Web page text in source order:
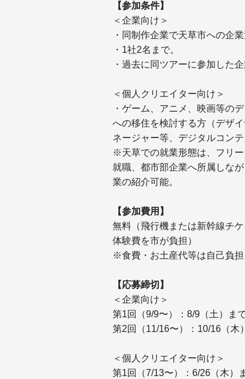
【参加条件】
＜企業向け＞
・同制作企業で天草市への企
・1社2名まで。
・過去に同ツアーに参加した企
＜個人クリエイター向け＞
・ゲーム、アニメ、映画等の
への移住を検討する方（デザ
ネージャー等、デジタルコン
※天草での就業形態は、フリ
就職、都市部企業へ所属しな
業の紹介可能。
【参加費用】
無料（飛行機または新幹線チ
体験費を市が負担）
※食費・お土産代等は自己負担
【応募締切】
＜企業向け＞
第1回（9/9〜）：8/9（土）ま
第2回（11/16〜）：10/16（木
＜個人クリエイター向け＞
第1回（7/13〜）：6/26（木）